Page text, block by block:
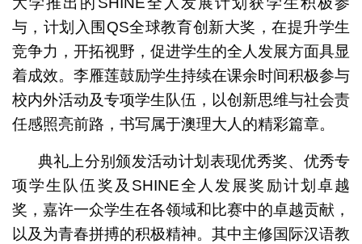
与，计划入围QS全球教育创新大奖，在提升学生
竞争力，开拓视野，促进学生的全人发展方面具显
着成效。李雁莲鼓励学生持续在课余时间积极参与
校内外活动及专项学生队伍，以创新思维与社会责
任感照亮前路，书写属于澳理大人的精彩篇章。
典礼上分别颁发活动计划表现优秀奖、优秀专
项学生队伍奖及SHINE全人发展奖励计划卓越
奖，嘉许一众学生在各领域和比赛中的卓越贡献，
以及为青春拼搏的积极精神。其中主修国际汉语教